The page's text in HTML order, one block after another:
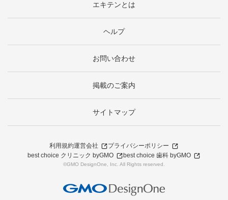
エキテンとは
ヘルプ
お問い合わせ
掲載のご案内
サイトマップ
利用規約運営会社
プライバシーポリシー
best choice クリニック byGMO
best choice 歯科 byGMO
©GMO DesignOne, Inc. All Rights reserved.